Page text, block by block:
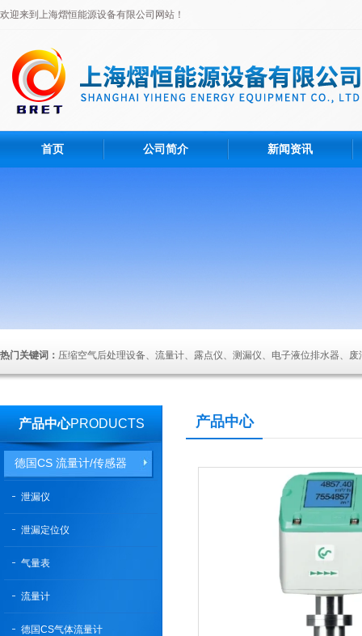
欢迎来到上海熠恒能源设备有限公司网站！
首页 公司简介 新闻资讯
热门关键词： 压缩空气后处理设备、流量计、露点仪、测漏仪、电子液位排水器、
产品中心PRODUCTS
德国CS 流量计/传感器
泄漏仪
泄漏定位仪
气量表
流量计
德国CS气体流量计
产品中心